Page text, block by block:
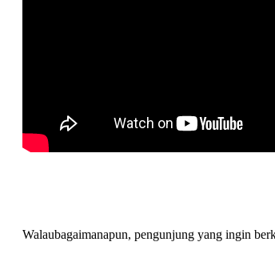
Walaubagaimanapun, pengunjung yang ingin